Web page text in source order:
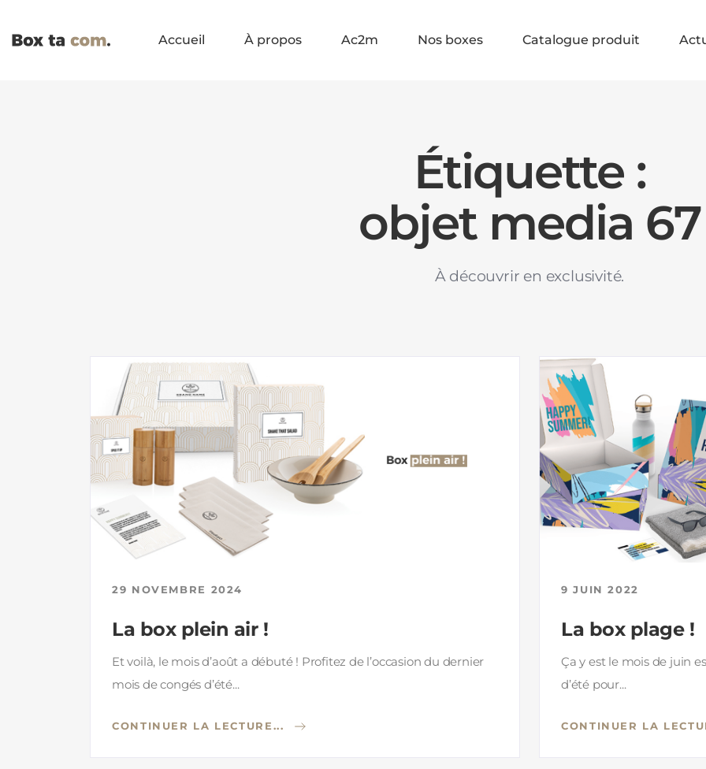
Accueil À propos Ac2m Nos boxes Catalogue produit
Étiquette :
objet media 67
À découvrir en exclusivité.
29 NOVEMBRE 2024
La box plein air !
Et voilà, le mois d’août a débuté ! Profitez de l’occasion du dernier
mois de congés d’été...
CONTINUER LA LECTURE...
9 JUIN 2022
La box plage !
Ça y est le mois de juin
d’été pour...
CONTINUER LA